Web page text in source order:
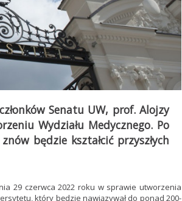
Senatu UW, prof. Alojzy
Wydziału Medycznego. Po
będzie kształcić przyszłych
29 czerwca 2022 roku w sprawie utworzenia
który będzie nawiązywał do ponad 200-